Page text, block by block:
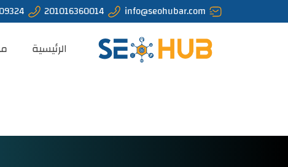
info@seohubar.com
201016360014
الرئيسية